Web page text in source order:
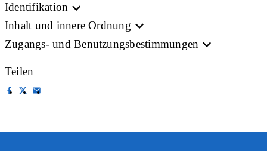
Identifikation
Inhalt und innere Ordnung
Zugangs- und Benutzungsbestimmungen
Teilen